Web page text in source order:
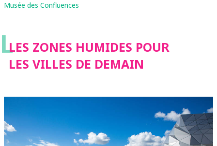
Musée des Confluences
LLES ZONES HUMIDES POUR
LES VILLES DE DEMAIN